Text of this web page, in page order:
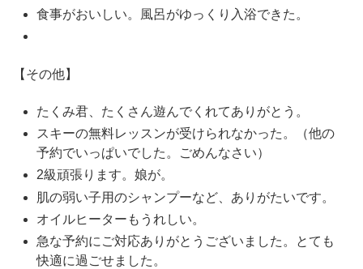
食事がおいしい。風呂がゆっくり入浴できた。
【その他】
たくみ君、たくさん遊んでくれてありがとう。
スキーの無料レッスンが受けられなかった。（他の
予約でいっぱいでした。ごめんなさい）
2級頑張ります。娘が。
肌の弱い子用のシャンプーなど、ありがたいです。
オイルヒーターもうれしい。
急な予約にご対応ありがとうございました。とても
快適に過ごせました。